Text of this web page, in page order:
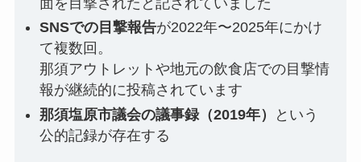
SNSでの目撃報告が2022年〜2025年にかけ
て複数回。
那須アウトレットや地元の飲食店での目撃情
報が継続的に投稿されています
那須塩原市議会の議事録（2019年）
という
公的記録が存在する